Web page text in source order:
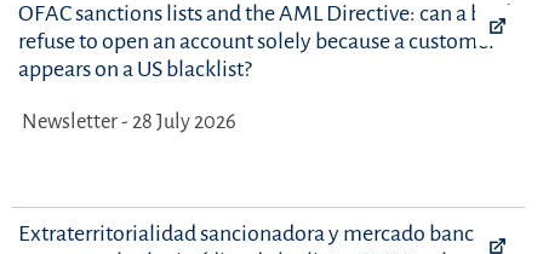
OFAC sanctions lists and the AML Directive: can a bank
refuse to open an account solely because a customer
appears on a US blacklist?
Newsletter - 28 July 2026
Extraterritorialidad sancionadora y mercado bancario